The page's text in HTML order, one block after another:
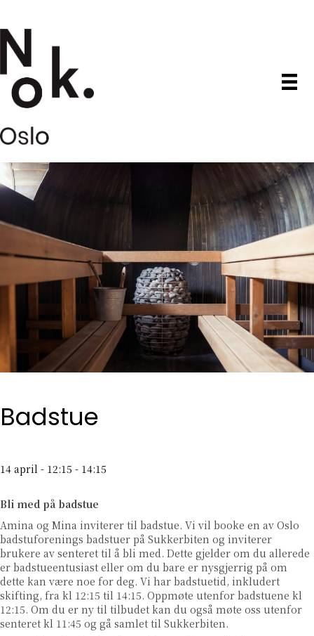
Badstue
14 april - 12:15 - 14:15
Bli med på badstue
Amina og Mina inviterer til badstue. Vi vil booke en av Oslo
badstuforenings badstuer på Sukkerbiten og inviterer
brukere av senteret til å bli med. Dette gjelder om du allerede
er badstueentusiast eller om du bare er nysgjerrig på om
dette kan være noe for deg. Vi har badstuetid, inkludert
skifting, fra kl 12:15 til 14:15. Oppmøte utenfor badstuene kl
12:15. Om du er ny til tilbudet kan du også møte oss utenfor
senteret kl 11:45 og gå samlet til Sukkerbiten.